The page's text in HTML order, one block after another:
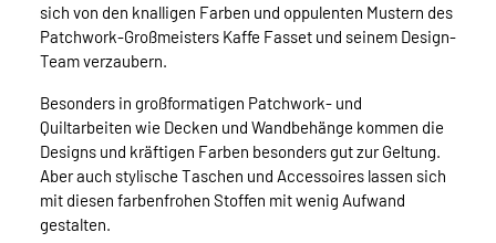
sich von den knalligen Farben und oppulenten Mustern des
Patchwork-Großmeisters Kaffe Fasset und seinem Design-
Team verzaubern.
Besonders in großformatigen Patchwork- und
Quiltarbeiten wie Decken und Wandbehänge kommen die
Designs und kräftigen Farben besonders gut zur Geltung.
Aber auch stylische Taschen und Accessoires lassen sich
mit diesen farbenfrohen Stoffen mit wenig Aufwand
gestalten.